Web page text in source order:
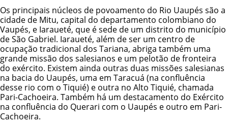
Os principais núcleos de povoamento do Rio Uaupés são a
cidade de Mitu, capital do departamento colombiano do
Vaupés, e Iaraueté, que é sede de um distrito do município
de São Gabriel. Iaraueté, além de ser um centro de
ocupação tradicional dos Tariana, abriga também uma
grande missão dos salesianos e um pelotão de fronteira
do exército. Existem ainda outras duas missões salesianas
na bacia do Uaupés, uma em Taracuá (na confluência
desse rio com o Tiquié) e outra no Alto Tiquié, chamada
Pari-Cachoeira. Também há um destacamento do Exército
na confluência do Querari com o Uaupés e outro em Pari-
Cachoeira.